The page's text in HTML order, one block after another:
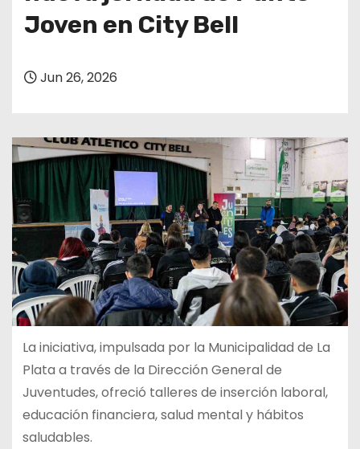
Joven en City Bell
Jun 26, 2026
La iniciativa, impulsada por la Municipalidad de La
Plata a través de la Dirección General de
Juventudes, ofreció talleres de inserción laboral,
educación financiera, salud mental y hábitos
saludables.